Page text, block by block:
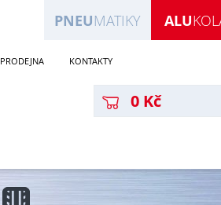
ALU
PNEUMATIKY
PRODEJNA KONTAKTY
0 Kč